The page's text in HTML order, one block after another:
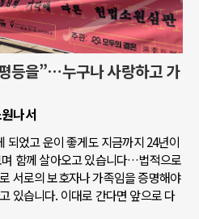
등을”…누구나 사랑하고 가
나서
되었고 운이 좋게도 지금까지 24년이
함께 살아오고 있습니다…법적으로
서로의 보호자나 가족임을 증명해야
있습니다. 이대로 간다면 앞으로 다